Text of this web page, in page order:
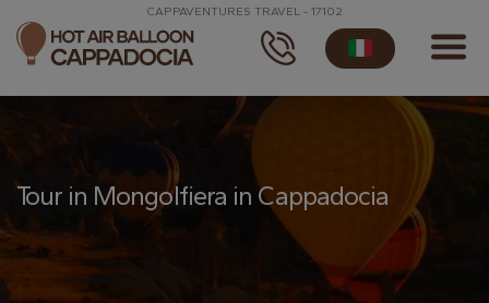
CAPPAVENTURES TRAVEL - 17102
Tour in Mongolfiera in Cappadocia